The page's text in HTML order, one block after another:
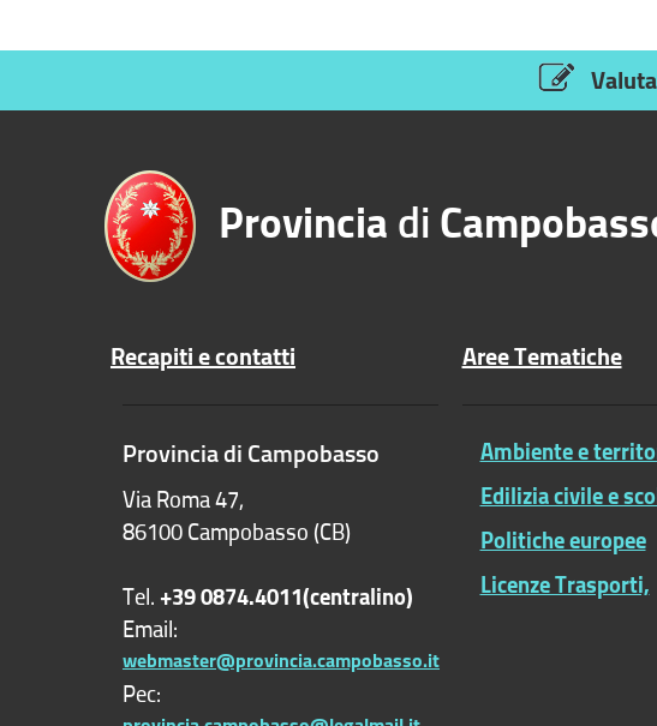
Provinciadi
Recapiti e contatti
Provincia di Campobasso
Via Roma 47,
86100 Campobasso (CB)
Tel.+39 0874.4011(centralino)
Email:
webmaster@provincia.campobasso.it
Pec:
Aree Tematiche
Ambiente e
Edilizia civile e
Politiche europee
Licenze Trasporti,